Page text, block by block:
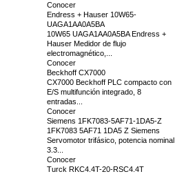
Conocer
Endress + Hauser 10W65-
UAGA1AA0A5BA
10W65 UAGA1AA0A5BA Endress +
Hauser Medidor de flujo
electromagnético,...
Conocer
Beckhoff CX7000
CX7000 Beckhoff PLC compacto con
E/S multifunción integrado, 8
entradas...
Conocer
Siemens 1FK7083-5AF71-1DA5-Z
1FK7083 5AF71 1DA5 Z Siemens
Servomotor trifásico, potencia nominal
3.3...
Conocer
Turck RKC4.4T-20-RSC4.4T